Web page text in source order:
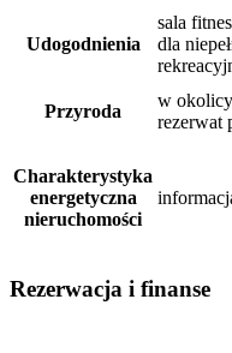
Udogodnienia
sala
dla
Przyroda
w
rezerwat
Charakterystyka
energetyczna
nieruchomości
Rezerwacja i finanse